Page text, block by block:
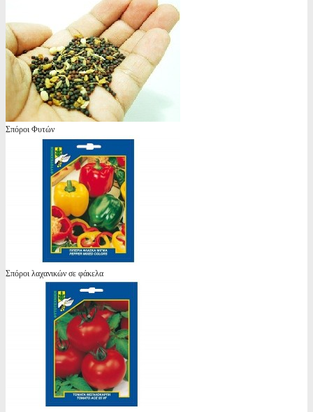
Σπόροι Φυτών
Σπόροι λαχανικών σε φάκελα